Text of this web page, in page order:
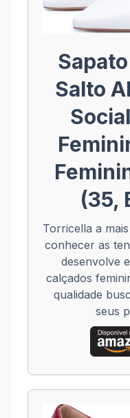
Salto
(35,
Torricella a
conhecer as
desenvolve
calçados
qualidade
seus